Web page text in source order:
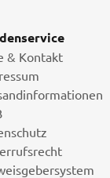
& Kontakt